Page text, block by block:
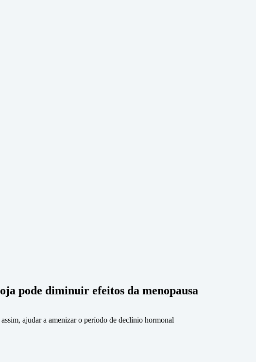
pode diminuir efeitos da menopausa
ajudar a amenizar o período de declínio hormonal